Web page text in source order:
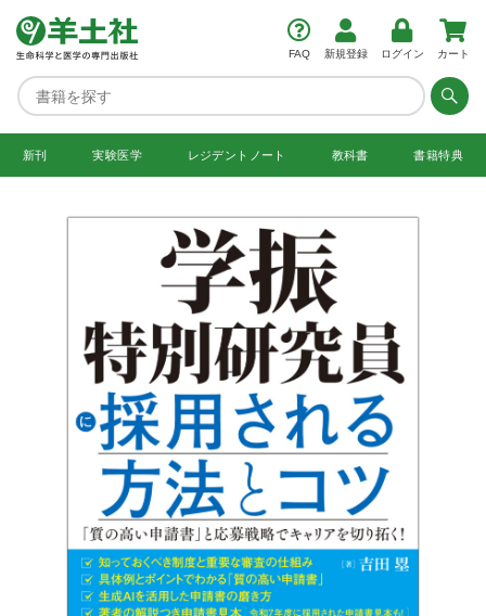
FAQ 新規登録 ログイン カート
新刊 実験医学 レジデント ノート 教科書 書籍特典